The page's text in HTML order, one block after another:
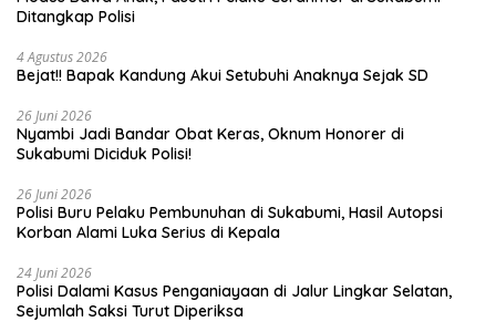
Ditangkap Polisi
4 Agustus 2026
Bejat!! Bapak Kandung Akui Setubuhi Anaknya Sejak SD
26 Juni 2026
Nyambi Jadi Bandar Obat Keras, Oknum Honorer di
Sukabumi Diciduk Polisi!
26 Juni 2026
Polisi Buru Pelaku Pembunuhan di Sukabumi, Hasil Autopsi
Korban Alami Luka Serius di Kepala
24 Juni 2026
Polisi Dalami Kasus Penganiayaan di Jalur Lingkar Selatan,
Sejumlah Saksi Turut Diperiksa